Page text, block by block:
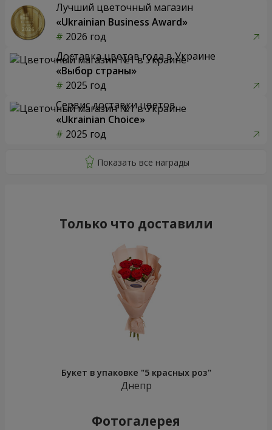
Лучший цветочный магазин
«Ukrainian Business Award»
2026 год
Доставка цветов года в Украине
«Выбор страны»
2025 год
Сервис доставки цветов
«Ukrainian Choice»
2025 год
Только что доставили
Букет в упаковке "5 красных роз"
Днепр
Фотогалерея